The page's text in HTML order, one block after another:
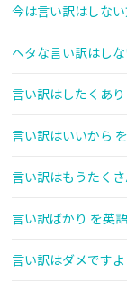
今は言い訳はしな
ヘタな言い訳はし
言い訳はしたくあ
言い訳はいいから
言い訳はもうたく
言い訳ばかり を英
言い訳はダメです